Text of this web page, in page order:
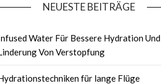
NEUESTE BEITRÄGE
Water Für Bessere Hydration Und
Von Verstopfung
für lange Flüge